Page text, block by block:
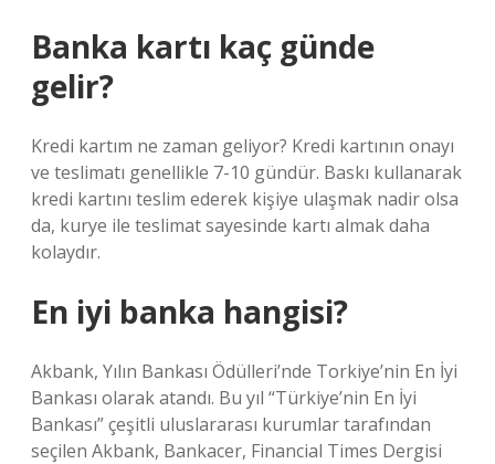
Banka kartı kaç günde
gelir?
Kredi kartım ne zaman geliyor? Kredi kartının onayı
ve teslimatı genellikle 7-10 gündür. Baskı kullanarak
kredi kartını teslim ederek kişiye ulaşmak nadir olsa
da, kurye ile teslimat sayesinde kartı almak daha
kolaydır.
En iyi banka hangisi?
Akbank, Yılın Bankası Ödülleri’nde Torkiye’nin En İyi
Bankası olarak atandı. Bu yıl “Türkiye’nin En İyi
Bankası” çeşitli uluslararası kurumlar tarafından
seçilen Akbank, Bankacer, Financial Times Dergisi